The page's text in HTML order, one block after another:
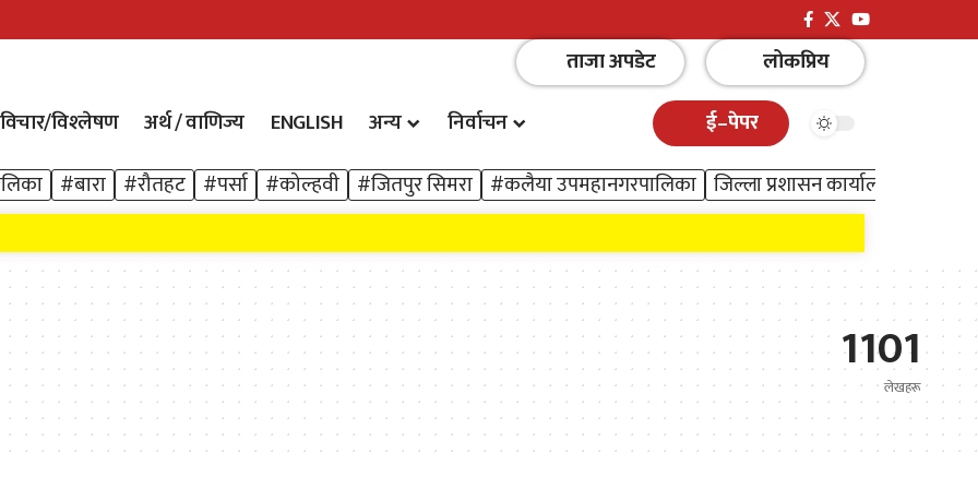
ताजा अपडेट
लोकप्रिय
विचार/विश्‍लेषण
अर्थ / वाणिज्य ENGLISH अन्य निर्वाचन
ई–पेपर
#बारा #रौतहट #पर्सा #कोल्हवी #जितपुर सिमरा #कलैया उपमहानगरपालिका जिल्ला प्रशासन कार्यालय बारा
1101
लेखहरू